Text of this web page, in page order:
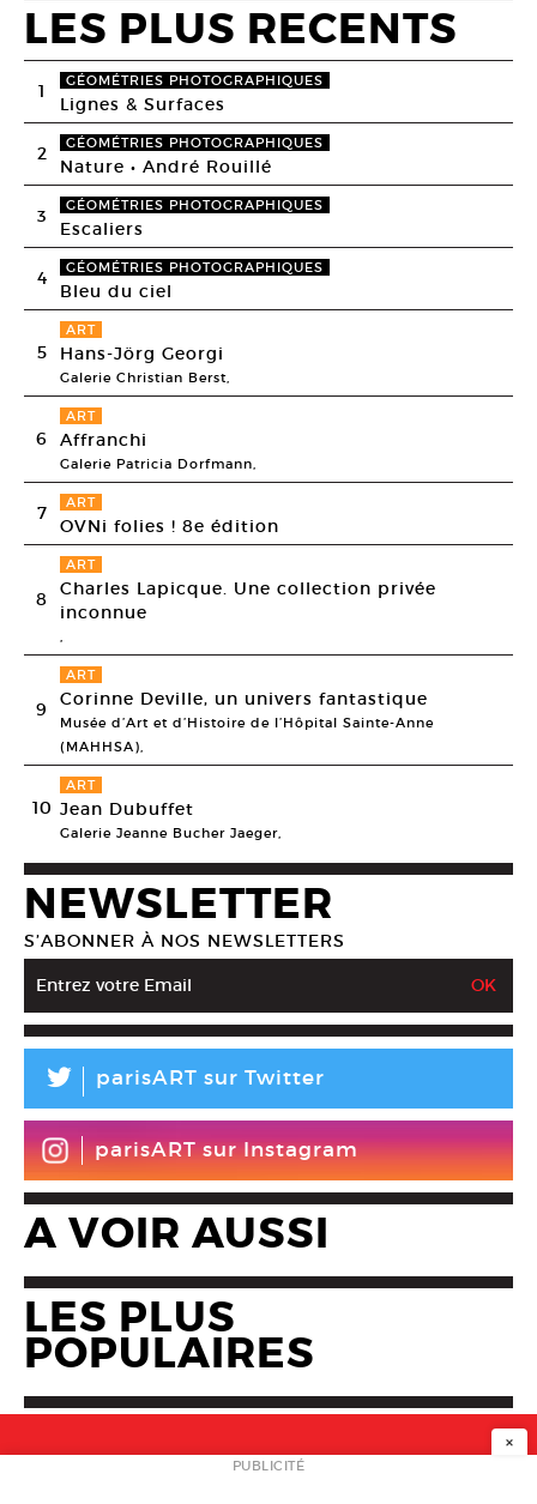
LES PLUS RECENTS
1 GÉOMÉTRIES PHOTOGRAPHIQUES
Lignes & Surfaces
2 GÉOMÉTRIES PHOTOGRAPHIQUES
Nature • André Rouillé
3 GÉOMÉTRIES PHOTOGRAPHIQUES
Escaliers
4 GÉOMÉTRIES PHOTOGRAPHIQUES
Bleu du ciel
5
ART
Hans-Jörg Georgi
Galerie Christian Berst,
6
ART
Affranchi
Galerie Patricia Dorfmann,
7 ART
OVNi folies ! 8e édition
8
ART
Charles Lapicque. Une collection privée
inconnue
9
ART
Corinne Deville, un univers fantastique
Musée d’Art et d’Histoire de l’Hôpital Sainte-Anne
(MAHHSA),
10
ART
Jean Dubuffet
Galerie Jeanne Bucher Jaeger,
NEWSLETTER
S’ABONNER À NOS NEWSLETTERS
L parisART sur Twitter
parisART sur Instagram
A VOIR AUSSI
LES PLUS
POPULAIRES
NEWSLETTER
×
PUBLICITÉ